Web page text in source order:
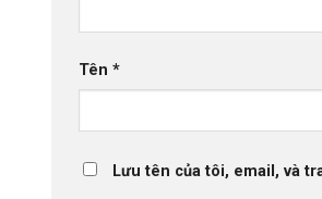
Tên *
Lưu tên của tôi, email, và